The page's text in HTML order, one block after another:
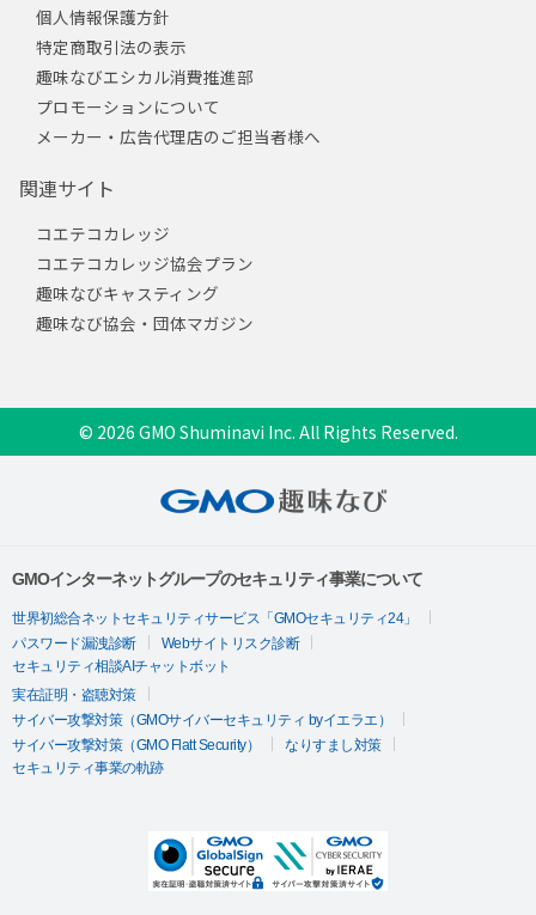
個人情報保護方針
特定商取引法の表示
趣味なびエシカル消費推進部
プロモーションについて
メーカー・広告代理店のご担当者様へ
関連サイト
コエテコカレッジ
コエテコカレッジ協会プラン
趣味なびキャスティング
趣味なび協会・団体マガジン
© 2026 GMO Shuminavi Inc. All Rights Reserved.